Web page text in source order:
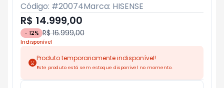
Código: #20074Marca: HISENSE
R$ 14.999,00
- 12% R$ 16.999,00
Indisponível
Produto temporariamente indisponível!
Este produto está sem estoque disponível no momento.